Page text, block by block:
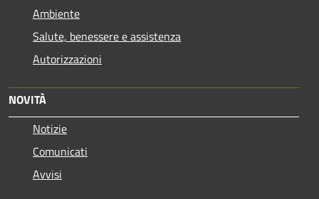
Ambiente
Salute, benessere e assistenza
Autorizzazioni
NOVITÀ
Notizie
Comunicati
Avvisi